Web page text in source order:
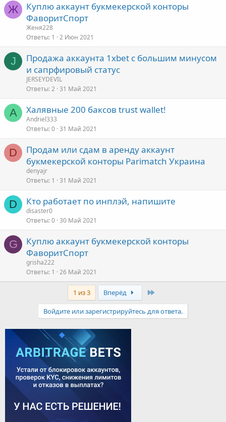
Ж
Куплю аккаунт букмекерской конторы
ФаворитСпорт
Женя228
Ответы 1 2 Июн 2021
J
Продажа аккаунта 1xbet с большим минусом
и сапрфировый статус
JERSEYDEVIL
Ответы 2 31 Май 2021
A Халявные 200 баксов trust wallet!
Andriel333
Ответы 0 31 Май 2021
D
Продам или сдам в аренду аккаунт
букмекерской конторы Parimatch Укpaина
denyajr
Ответы 1 31 Май 2021
D Кто работает по инплэй, напишите
disaster0
Ответы 0 30 Май 2021
G
Куплю аккаунт букмекерской конторы
ФаворитСпорт
grisha222
Ответы 1 26 Май 2021
1 из 3 Вперёд
Войдите или зарегистрируйтесь для ответа.